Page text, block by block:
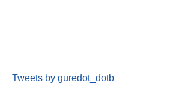
Tweets by guredot_dotb